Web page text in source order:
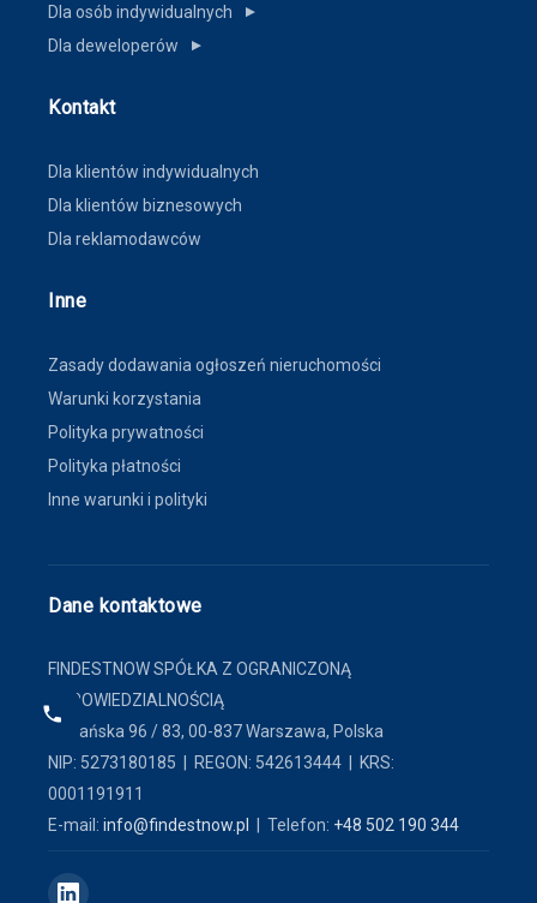
Dla osób indywidualnych ▼
Dla deweloperów ▼
Kontakt
Dla klientów indywidualnych
Dla klientów biznesowych
Dla reklamodawców
Inne
Zasady dodawania ogłoszeń nieruchomości
Warunki korzystania
Polityka prywatności
Polityka płatności
Inne warunki i polityki
Dane kontaktowe
FINDESTNOW SPÓŁKA Z OGRANICZONĄ
ODPOWIEDZIALNOŚCIĄ
ul. Pańska 96 / 83, 00-837 Warszawa, Polska
NIP: 5273180185 | REGON: 542613444 | KRS:
0001191911
E-mail: info@findestnow.pl | Telefon: +48 502 190 344